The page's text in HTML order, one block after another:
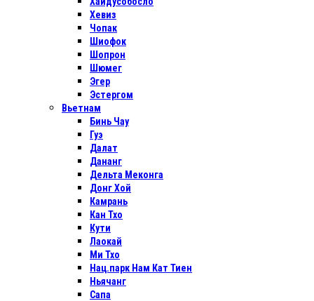
Хевиз
Чопак
Шиофок
Шопрон
Шюмег
Эгер
Эстергом
Вьетнам
Бинь Чау
Гуэ
Далат
Дананг
Дельта Меконга
Донг Хой
Камрань
Кан Тхо
Кути
Лаокай
Ми Тхо
Нац.парк Нам Кат Тиен
Ньячанг
Сапа